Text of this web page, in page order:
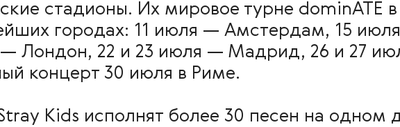
стадионы. Их мировое турне dominATE
городах: 11 июля — Амстердам, 15
— Лондон, 22 и 23 июля — Мадрид, 26 и 27
концерт 30 июля в Риме.
Kids исполнят более 30 песен на одном